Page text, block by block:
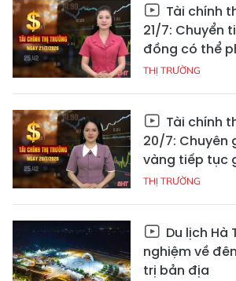
Tài chính
21/7: Chuyển
đồng có thể
THỊ TRƯỜNG
Tài chính
20/7: Chuyên
vàng tiếp tục
THỊ TRƯỜNG
Du lịch Hà
nghiệm về
trị bản địa